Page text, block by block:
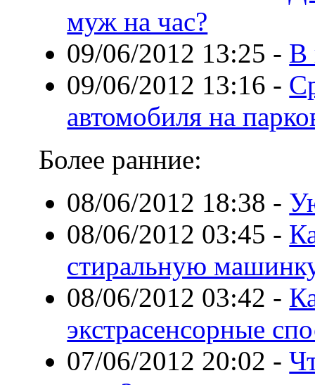
муж на час?
09/06/2012 13:25 - В
09/06/2012 13:16 -
автомобиля на
Более ранние:
08/06/2012 18:38 -
08/06/2012 03:45 -
стиральную
08/06/2012 03:42 -
экстрасенсорные
07/06/2012 20:02 -